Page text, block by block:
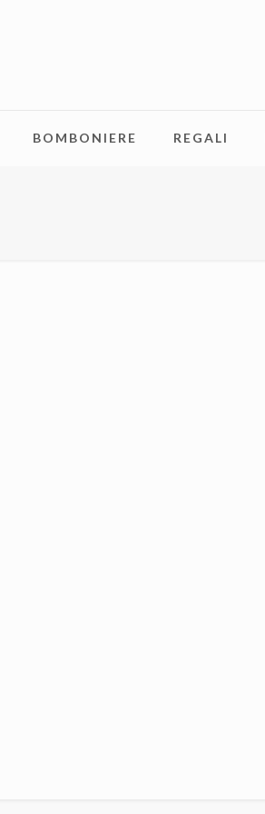
BOMBONIERE REGALI